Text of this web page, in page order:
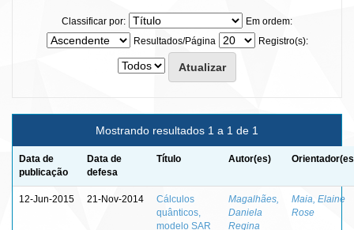
Classificar por:
Em ordem:
Resultados/Página
Registro(s):
Mostrando resultados 1 a 1 de 1
Data de
publicação
Data de
defesa
Título Autor(es)
12-Jun-2015 21-Nov-2014
Cálculos
quânticos,
modelo SAR
Magalhães,
Daniela
Regina
Maia, Elaine
Rose